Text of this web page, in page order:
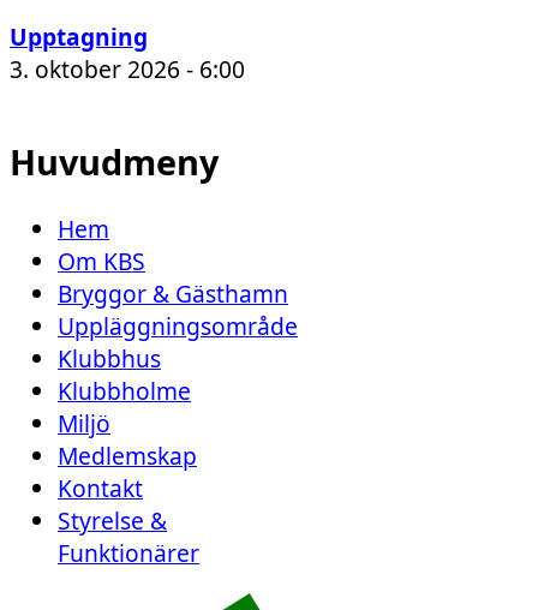
Upptagning
3. oktober 2026 - 6:00
Huvudmeny
Hem
Om KBS
Bryggor & Gästhamn
Uppläggningsområde
Klubbhus
Klubbholme
Miljö
Medlemskap
Kontakt
Styrelse &
Funktionärer